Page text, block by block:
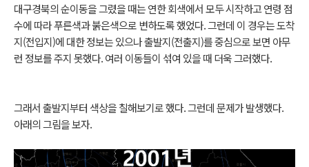
대구경북의 순이동을 그렸을 때는 연한 회색에서 모두 시작하고 연령 점
수에 따라 푸른색과 붉은색으로 변하도록 했었다. 그런데 이 경우는 도착
지(전입지)에 대한 정보는 있으나 출발지(전출지)를 중심으로 보면 아무
런 정보를 주지 못했다. 여러 이동들이 섞여 있을 때 더욱 그러했다.
그래서 출발지부터 색상을 칠해보기로 했다. 그런데 문제가 발생했다.
아래의 그림을 보자.